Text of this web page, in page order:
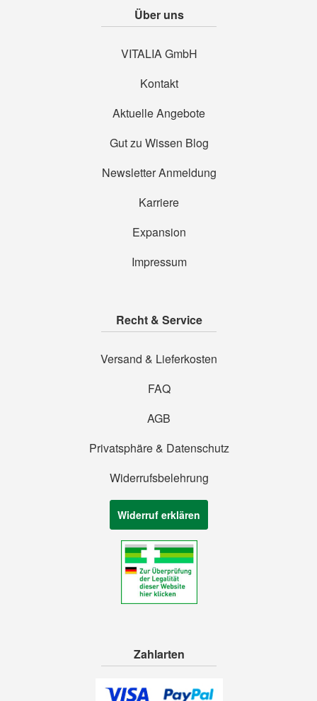
Über uns
VITALIA GmbH
Kontakt
Aktuelle Angebote
Gut zu Wissen Blog
Newsletter Anmeldung
Karriere
Expansion
Impressum
Recht & Service
Versand & Lieferkosten
FAQ
AGB
Privatsphäre & Datenschutz
Widerrufsbelehrung
Widerruf erklären
Zahlarten